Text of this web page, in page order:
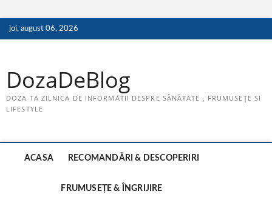
Skip
to
joi, august 06, 2026
DozaDeBlog
DOZA TA ZILNICA DE INFORMATII DESPRE SĂNĂTATE , FRUMUSEȚE SI
LIFESTYLE
ACASA RECOMANDĂRI & DESCOPERIRI
FRUMUSEȚE & ÎNGRIJIRE